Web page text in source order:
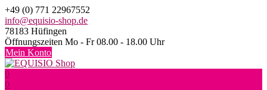
Skip
to
content
+49 (0) 771 22967552
info@equisio-shop.de
78183 Hüfingen
Öffnungszeiten Mo - Fr 08.00 - 18.00 Uhr
Mein Konto
0
0